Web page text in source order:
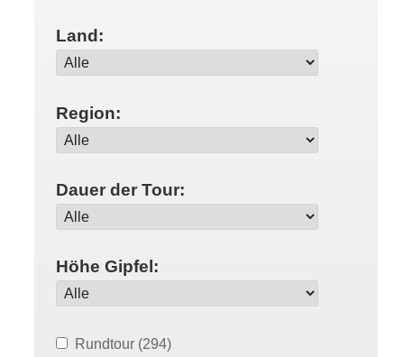
Land:
Region:
Dauer der Tour:
Höhe Gipfel:
Rundtour (294)